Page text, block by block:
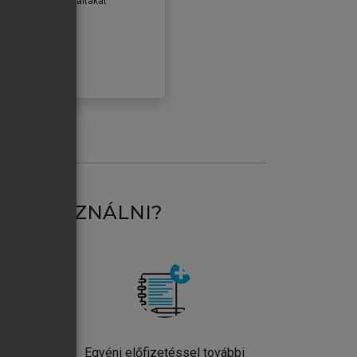
HASZNÁLNI?
Egyéni előfizetéssel további